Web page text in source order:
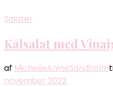
Salater
Kålsalat med
af MichelleAnineSandholm
november 2022